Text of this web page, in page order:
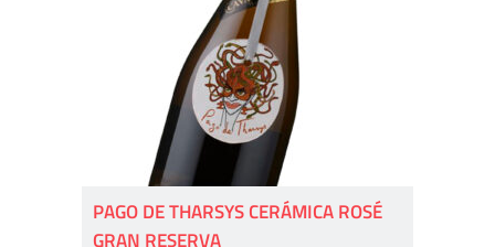
PAGO DE THARSYS CERÁMICA ROSÉ
GRAN RESERVA